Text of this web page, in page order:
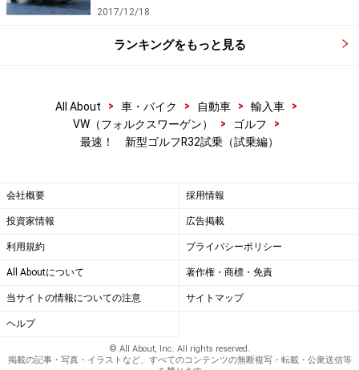
2017/12/18
ランキングをもっと見る
All About > 車・バイク > 自動車 > 輸入車
>
VW（フォルクスワーゲン）
> ゴルフ
>
最速！ 新型ゴルフR32試乗（試乗編）
会社概要 採用情報
投資家情報 広告掲載
利用規約 プライバシーポリシー
All Aboutについて 著作権・商標・免責
当サイトの情報についての注意 サイトマップ
ヘルプ
© All About, Inc. All rights reserved.
掲載の記事・写真・イラストなど、すべてのコンテンツの無断複写・転載・公衆送信等